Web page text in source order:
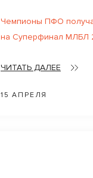
Чемпионы ПФО
на Суперфинал МЛБЛ
ЧИТАТЬ ДАЛЕЕ
15 АПРЕЛЯ